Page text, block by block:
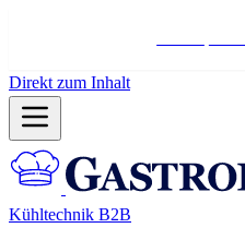
Direkt zum Inhalt
Kühltechnik B2B